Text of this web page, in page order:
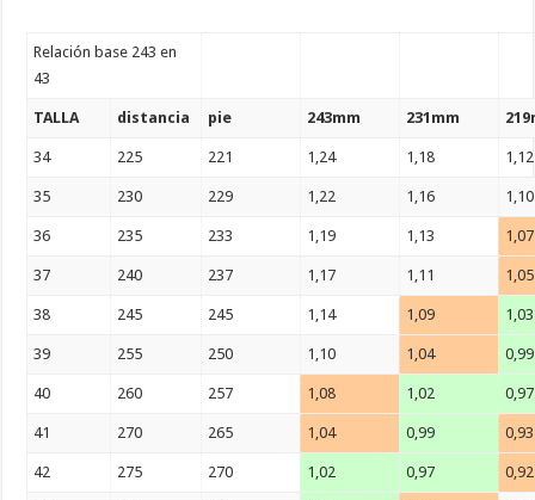
Relación base 243 en
43
TALLA distancia pie 243mm 231mm
34 225 221 1,24 1,18 1,12
35 230 229 1,22 1,16 1,10
36 235 233 1,19 1,13 1,07
37 240 237 1,17 1,11 1,05
38 245 245 1,14 1,09 1,03
39 255 250 1,10 1,04 0,99
40 260 257 1,08 1,02 0,97
41 270 265 1,04 0,99 0,93
42 275 270 1,02 0,97 0,92